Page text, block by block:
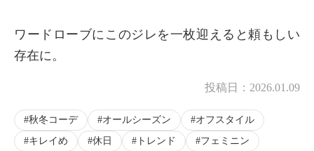
ワードローブにこのジレを一枚迎えると頼もしい
存在に。
投稿日： 2026.01.09
秋冬コーデ オールシーズン
オフスタイル
キレイめ
休日 トレンド
フェミニン